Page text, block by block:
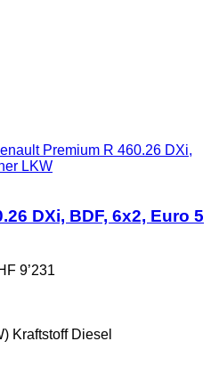
Premium R 460.26 DXi,
LKW
DXi, BDF, 6x2, Euro 5
9’231
Kraftstoff Diesel